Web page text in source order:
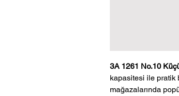
3A 1261 No.10
kapasitesi ile pratik
mağazalarında